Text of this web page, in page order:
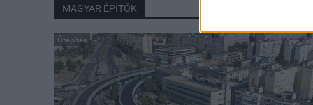
MAGYAR ÉPÍTŐK
Útépítés